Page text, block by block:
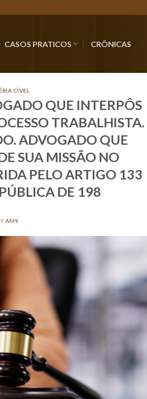
CASOS PRATICOS CRÔNICAS
CÍVEL
QUE INTERPÔS
TRABALHISTA.
ADVOGADO QUE
SUA MISSÃO NO
PELO ARTIGO 133
DE 198
AM9